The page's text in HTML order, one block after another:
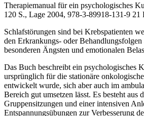
Therapiemanual für ein psychologisches
120 S., Lage 2004, 978-3-89918-131-9 21
Schlafstörungen sind bei Krebspatienten
den Erkrankungs- oder Behandlungsfolgen
besonderen Ängsten und emotionalen
Das Buch beschreibt ein psychologisches
ursprünglich für die stationäre
entwickelt wurde, sich aber auch im
Bereich gut umsetzen lässt. Es besteht aus
Gruppensitzungen und einer intensiven
Entspannungsübungen zur Verbesserung